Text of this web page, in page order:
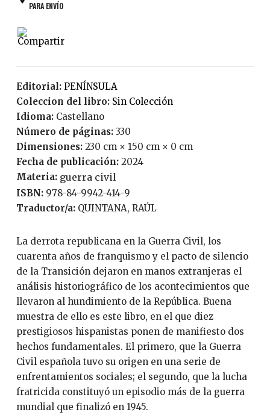
PARA ENVÍO
Editorial:
PENÍNSULA
Coleccion del libro:
Sin Colección
Idioma:
Castellano
Número de páginas: 330
Dimensiones: 230 cm × 150 cm × 0 cm
Fecha de publicación:
2024
Materia: guerra civil
ISBN:
978-84-9942-414-9
Traductor/a:
QUINTANA, RAÚL
La derrota republicana en la Guerra Civil, los
cuarenta años de franquismo y el pacto de silencio
de la Transición dejaron en manos extranjeras el
análisis historiográfico de los acontecimientos que
llevaron al hundimiento de la República. Buena
muestra de ello es este libro, en el que diez
prestigiosos hispanistas ponen de manifiesto dos
hechos fundamentales. El primero, que la Guerra
Civil española tuvo su origen en una serie de
enfrentamientos sociales; el segundo, que la lucha
fratricida constituyó un episodio más de la guerra
mundial que finalizó en 1945.